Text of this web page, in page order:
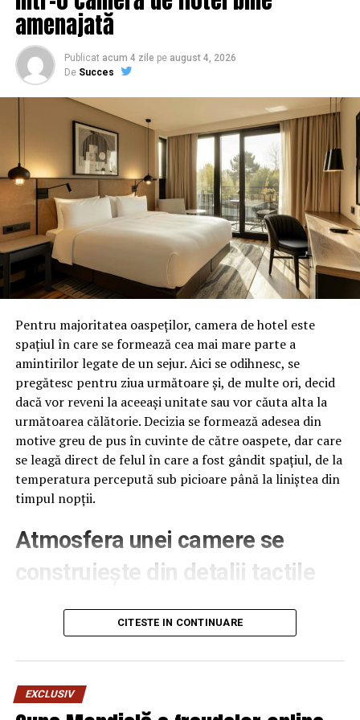
amenajată
Publicat acum 4 zile pe august 4, 2026
De Succes
Pentru majoritatea oaspeților, camera de hotel este
spațiul în care se formează cea mai mare parte a
amintirilor legate de un sejur. Aici se odihnesc, se
pregătesc pentru ziua următoare și, de multe ori, decid
dacă vor reveni la aceeași unitate sau vor căuta alta la
următoarea călătorie. Decizia se formează adesea din
motive greu de pus în cuvinte de către oaspete, dar care
se leagă direct de felul în care a fost gândit spațiul, de la
temperatura percepută sub picioare până la liniștea din
timpul nopții.
Atmosfera unei camere se
construiește din detalii tactile
Contactul direct cu pardoseala este una dintre primele
senzații fizice pe care le are un oaspete atunci când
pe drum, seara târziu. Textura și moliciunea potrivite,
oferite democheta hotel
care este percepută o cameră, chiar dacă restul
CITESTE IN CONTINUARE
EXCLUSIV